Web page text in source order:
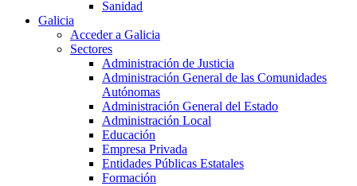
Sanidad
Galicia
Acceder a Galicia
Sectores
Administración de Justicia
Administración General de las Comunidades
Autónomas
Administración General del Estado
Administración Local
Educación
Empresa Privada
Entidades Públicas Estatales
Formación